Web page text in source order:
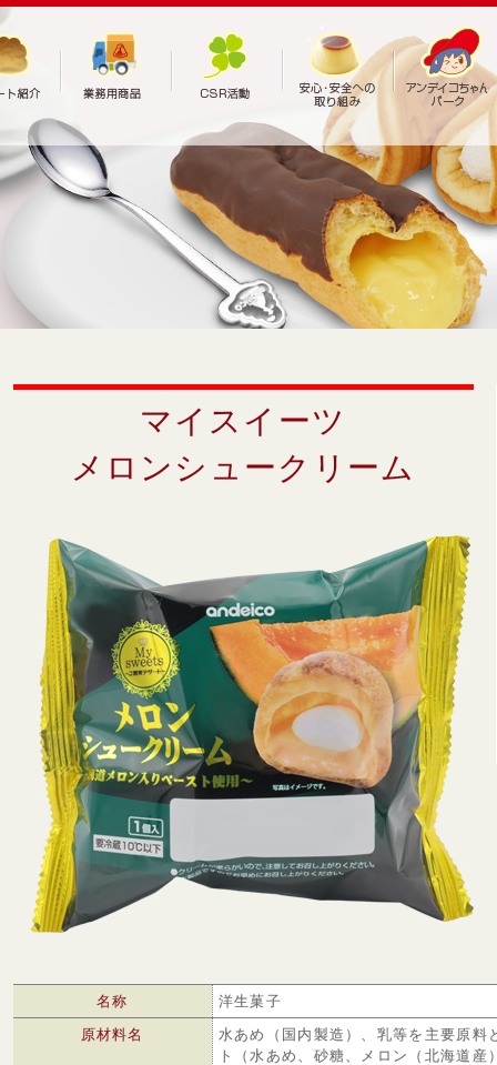
マイスイーツ
メロンシュークリーム
名称
洋生菓子
原材料名
水あめ（国内製造）、乳等を主要原
ト（水あめ、砂糖、メロン（北海道